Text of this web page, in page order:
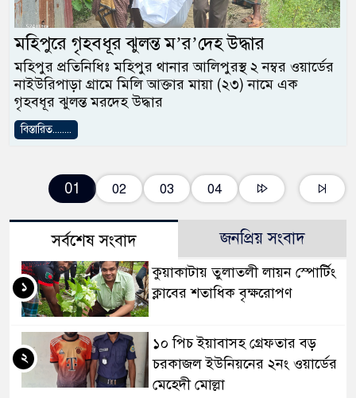
মহিপুরে গৃহবধূর ঝুলন্ত ম’র’দেহ উদ্ধার
মহিপুর প্রতিনিধিঃ মহিপুর থানার আলিপুরস্থ ২ নম্বর ওয়ার্ডের
নাইউরিপাড়া গ্রামে মিলি আক্তার মায়া (২৩) নামে এক
গৃহবধূর ঝুলন্ত মরদেহ উদ্ধার
বিস্তারিত........
01 02 03 04
সর্বশেষ সংবাদ জনপ্রিয় সংবাদ
কুয়াকাটায় তুলাতলী লায়ন স্পোর্টিং
ক্লাবের শতাধিক বৃক্ষরোপণ
১
১০ পিচ ইয়াবাসহ গ্রেফতার বড়
চরকাজল ইউনিয়নের ২নং ওয়ার্ডের
মেহেদী মোল্লা
২